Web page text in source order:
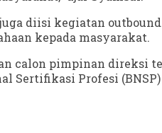
diisi kegiatan
kepada masyarakat.
calon pimpinan direksi
Sertifikasi Profesi